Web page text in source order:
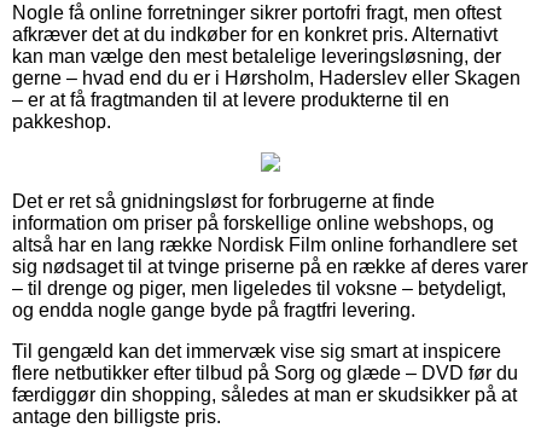
Nogle få online forretninger sikrer portofri fragt, men oftest
afkræver det at du indkøber for en konkret pris. Alternativt
kan man vælge den mest betalelige leveringsløsning, der
gerne – hvad end du er i Hørsholm, Haderslev eller Skagen
– er at få fragtmanden til at levere produkterne til en
pakkeshop.
Det er ret så gnidningsløst for forbrugerne at finde
information om priser på forskellige online webshops, og
altså har en lang række Nordisk Film online forhandlere set
sig nødsaget til at tvinge priserne på en række af deres varer
– til drenge og piger, men ligeledes til voksne – betydeligt,
og endda nogle gange byde på fragtfri levering.
Til gengæld kan det immervæk vise sig smart at inspicere
flere netbutikker efter tilbud på Sorg og glæde – DVD før du
færdiggør din shopping, således at man er skudsikker på at
antage den billigste pris.